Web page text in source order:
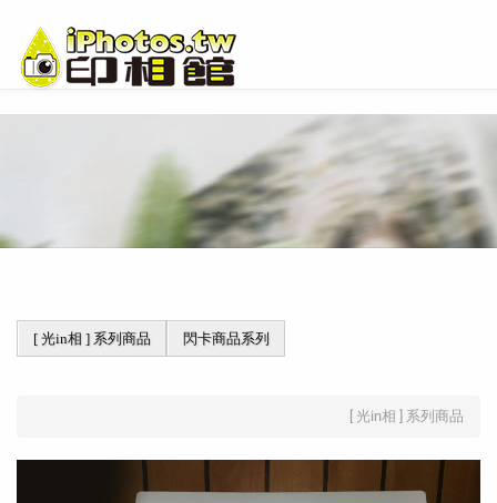
[ 光in相 ] 系列商品 閃卡商品系列
[ 光in相 ] 系列商品